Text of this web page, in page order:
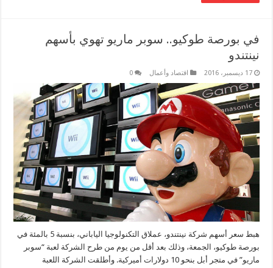
في بورصة طوكيو.. سوبر ماريو تهوي بأسهم
نينتندو
17 ديسمبر، 2016 اقتصاد وأعمال 0
هبط سعر أسهم شركة نينتندو، عملاق التكنولوجيا الياباني، بنسبة 5 بالمئة في
بورصة طوكيو، الجمعة، وذلك بعد أقل من يوم من طرح الشركة لعبة “سوبر
ماريو” في متجر أبل بنحو 10 دولارات أميركية. وأطلقت الشركة اللعبة